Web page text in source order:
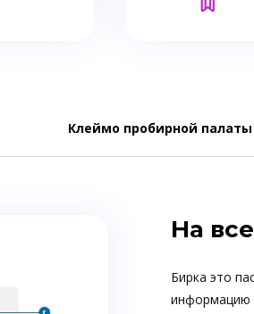
Клеймо пробирной палаты
На
Бирка это
информацию